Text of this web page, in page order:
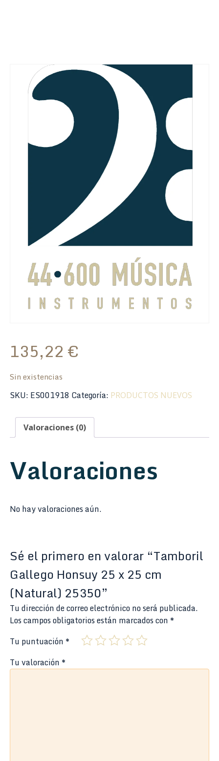
135,22 €
Sin existencias
SKU: ES001918 Categoría: PRODUCTOS NUEVOS
Valoraciones (0)
Valoraciones
No hay valoraciones aún.
Sé el primero en valorar “Tamboril
Gallego Honsuy 25 x 25 cm
(Natural) 25350”
Tu dirección de correo electrónico no será publicada.
Los campos obligatorios están marcados con *
Tu puntuación *
Tu valoración *